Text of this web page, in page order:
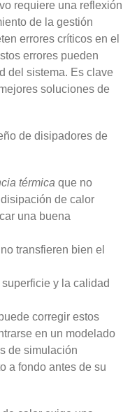
requiere una reflexión
de la gestión
errores críticos en el
errores pueden
del sistema. Es clave
soluciones de
de disipadores de
térmica que no
de calor
una buena
transfieren bien el
y la calidad
corregir estos
en un modelado
de simulación
a fondo antes de su